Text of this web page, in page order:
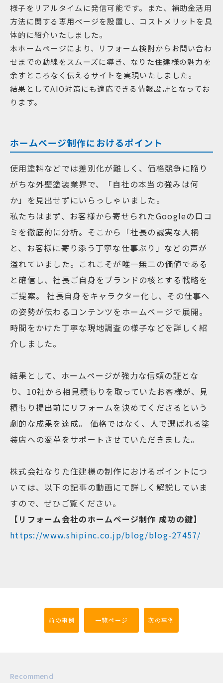
様子をリアルタイムに発信可能です。また、補助金活用
方法に関する専用ページを設置し、コストメリットを具
体的に紹介いたしました。
本ホームページにより、リフォーム検討からお問い合わ
せまでの動線をスムーズに導き、なりた住建様の魅力を
余すところなく伝えるサイトを実現いたしました。
結果としてAIO対策にも適応できる情報設計となってお
ります。
ホームぺージ制作におけるポイント
使用塗料などでは差別化が難しく、価格競争に陥り
がちな外壁塗装業界で、「自社の本当の強みは何
か」を見出せずにいらっしゃいました。
私たちはまず、お客様から寄せられたGoogleの口コ
ミを徹底的に分析。そこから「社長の誠実な人柄
と、お客様に寄り添う丁寧な仕事ぶり」などの声が
溢れていました。これこそが唯一無二の価値である
と確信し、社長ご自身をブランドの核とする戦略を
ご提案。 社長自身をキャラクター化し、その仕事へ
の姿勢が伝わるコンテンツをホームページで展開。
時間をかけた丁寧な現地調査の様子などを詳しく紹
介しました。
結果として、ホームページが強力な信頼の証とな
り、10社から相見積もりを取っていたお客様が、見
積もり提出前にリフォームを決めてくださるという
劇的な成果を達成。 価格ではなく、人で選ばれる塗
装店への変革をサポートさせていただきました。
株式会社なりた住建様の制作におけるポイントにつ
いては、以下の記事の動画にて詳しく解説していま
すので、ぜひご覧ください。
【リフォーム会社のホームページ制作 成功の鍵】
https://www.shipinc.co.jp/blog/blog-27457/
前の事例 一覧ページ 次の事例
Recommend